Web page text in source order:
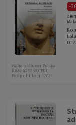
-
Wolters Kluwer Polska
KAM-4262 W01P01
Rok publikacji: 2021